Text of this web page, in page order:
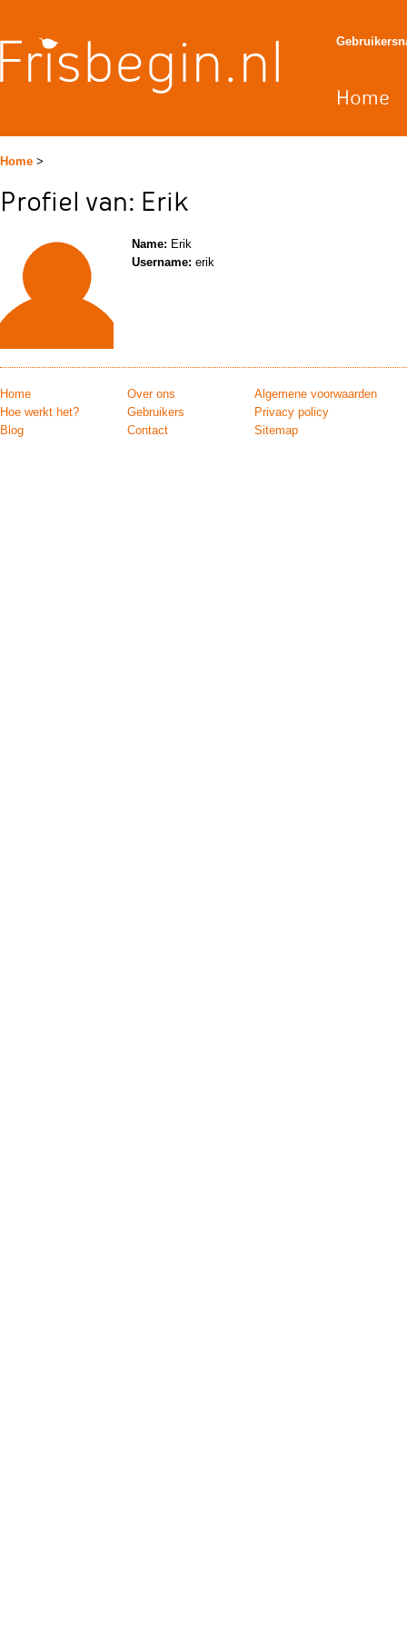
Home
Home >
Profiel van: Erik
Name: Erik
Username: erik
Home
Hoe werkt het?
Blog
Over ons
Gebruikers
Contact
Algemene voorwaarden
Privacy policy
Sitemap